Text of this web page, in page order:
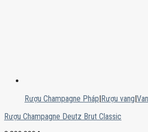
Rượu Champagne Pháp|Rượu vang|
Rượu Champagne Deutz Brut Classic